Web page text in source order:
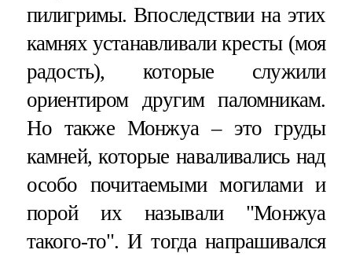
пилигримы. Впоследствии на этих
камнях устанавливали кресты (моя
радость), которые служили
ориентиром другим паломникам.
Но также Монжуа – это груды
камней, которые наваливались над
особо почитаемыми могилами и
порой их называли "Монжуа
такого-то". И тогда напрашивался